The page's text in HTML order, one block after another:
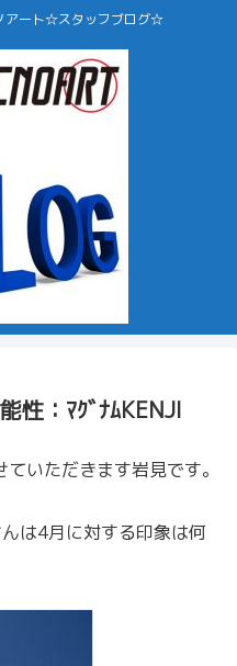
アート☆スタッフブログ☆
性：ﾏｸﾞﾅﾑKENJI
いただきます岩見です。
は4月に対する印象は何